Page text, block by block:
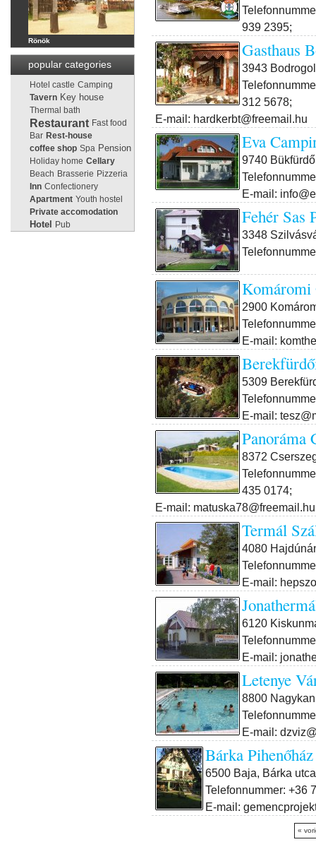
Rönök
popular categories
Hotel castle Camping
Tavern Key house
Thermal bath
Restaurant Fast food
Bar Rest-house
coffee shop Spa Pension
Holiday home Cellary
Beach Brasserie Pizzeria
Inn Confectionery
Apartment Youth hostel
Private accomodation
Hotel
Pub
939 2395;
Gasthaus
3943
312 5678;
E-mail: hardkerbt@freemail.hu
Eva
9740
E-mail:
Fehér Sas
3348
Komáromi
2900
E-mail:
5309
E-mail:
Panoráma
8372
435 0174;
E-mail: matuska78@freemail.hu
Termál
4080
E-mail:
6120
E-mail:
Letenye
8800
E-mail:
Bárka Pihenőház
6500 Baja, Bárka
Telefonnummer: +36
E-mail:
«